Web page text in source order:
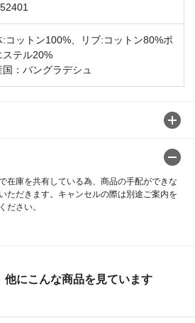
:コットン100%、リブ:コットン80%ポ
ステル20%
国：バングラデシュ
在庫を共有している為、商品の手配ができな
ただきます。キャンセルの際は別途ご案内を
ださい。
他にこんな商品を見ています